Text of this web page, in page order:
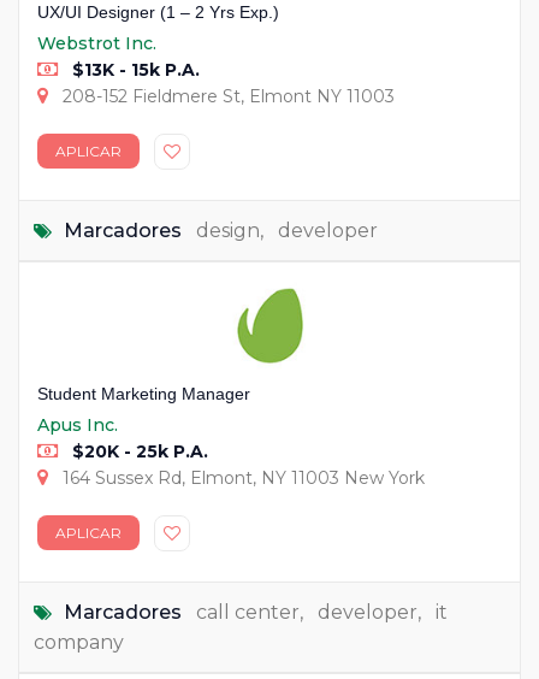
UX/UI Designer (1 – 2 Yrs Exp.)
Webstrot Inc.
$13K - 15k P.A.
208-152 Fieldmere St, Elmont NY 11003
APLICAR
Marcadores design, developer
Student Marketing Manager
Apus Inc.
$20K - 25k P.A.
164 Sussex Rd, Elmont, NY 11003 New York
APLICAR
Marcadores call center, developer,
it
company